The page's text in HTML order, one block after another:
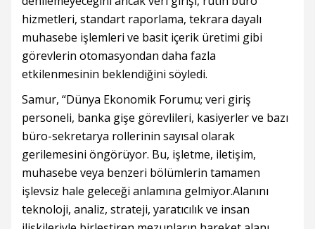
hizmetleri, standart raporlama, tekrara dayalı
muhasebe işlemleri ve basit içerik üretimi gibi
görevlerin otomasyondan daha fazla
etkilenmesinin beklendiğini söyledi.
Samur, “Dünya Ekonomik Forumu; veri giriş
personeli, banka gişe görevlileri, kasiyerler ve bazı
büro-sekretarya rollerinin sayısal olarak
gerilemesini öngörüyor. Bu, işletme, iletişim,
muhasebe veya benzeri bölümlerin tamamen
işlevsiz hale geleceği anlamına gelmiyor.Alanını
teknoloji, analiz, strateji, yaratıcılık ve insan